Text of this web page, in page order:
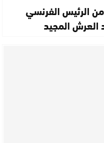
الرئيس الفرنسي
العرش المجيد